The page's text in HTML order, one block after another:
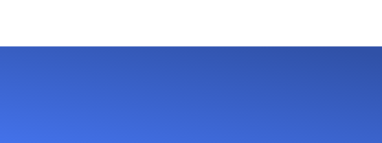
кампании